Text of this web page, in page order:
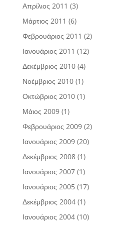
Απρίλιος 2011 (3)
Μάρτιος 2011 (6)
Φεβρουάριος 2011 (2)
Ιανουάριος 2011 (12)
Δεκέμβριος 2010(4)
Νοέμβριος 2010(1)
Οκτώβριος 2010(1)
Μάιος 2009(1)
Φεβρουάριος 2009(2)
Ιανουάριος 2009(20)
Δεκέμβριος 2008(1)
Ιανουάριος 2007(1)
Ιανουάριος 2005(17)
Δεκέμβριος 2004(1)
Ιανουάριος 2004(10)